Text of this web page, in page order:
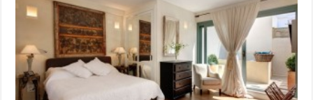
plus
beaux
hôtels
de
luxe
Séville